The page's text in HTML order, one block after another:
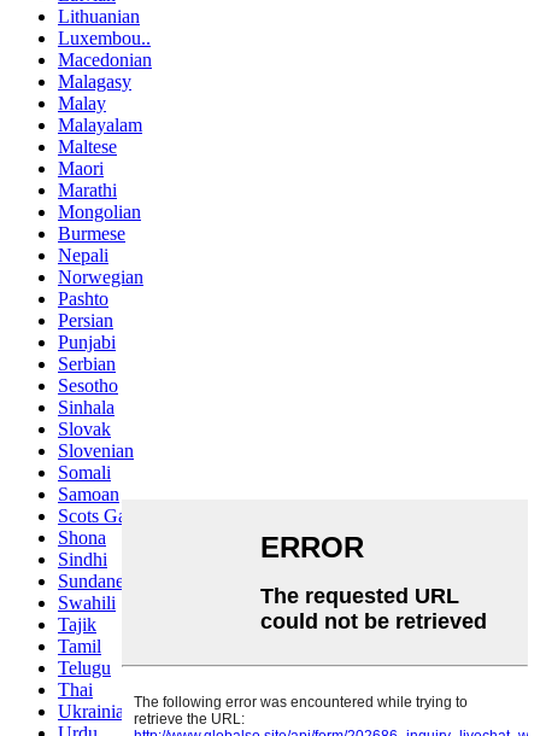
Lithuanian
Luxembou..
Macedonian
Malagasy
Malay
Malayalam
Maltese
Maori
Marathi
Mongolian
Burmese
Nepali
Norwegian
Pashto
Persian
Punjabi
Serbian
Sesotho
Sinhala
Slovak
Slovenian
Somali
Samoan
Scots Gaelic
Shona
Sindhi
Sundanese
Swahili
Tajik
Tamil
Telugu
Thai
Ukrainian